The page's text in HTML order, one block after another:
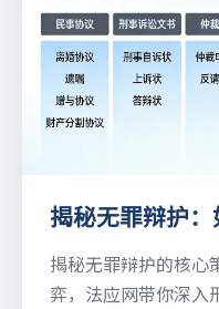
揭秘无罪辩护：
揭秘无罪辩护的核心
弈，法应网带你深入